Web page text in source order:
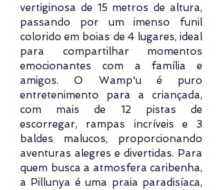
vertiginosa de 15 metros de altura,
passando por um imenso funil
colorido em boias de 4 lugares, ideal
para compartilhar momentos
emocionantes com a família e
amigos. O Wamp'u é puro
entretenimento para a criançada,
com mais de 12 pistas de
escorregar, rampas incríveis e 3
baldes malucos, proporcionando
aventuras alegres e divertidas. Para
quem busca a atmosfera caribenha,
a Pillunya é uma praia paradisíaca,